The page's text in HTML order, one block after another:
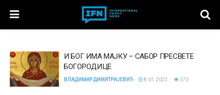
И БОГ ИМА МАЈКУ – САБОР ПРЕСВЕТЕ
БОГОРОДИЦЕ
ВЛАДИМИР ДИМИТРИЈЕВИЋ 8.01.2023. 373